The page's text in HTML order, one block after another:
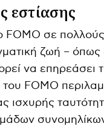
εστίασης
FOMO σε
ζωή –
να επηρεάσει
του FOMO
ισχυρής